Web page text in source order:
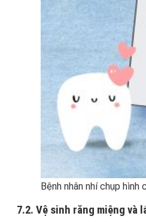
Bệnh nhân nhí chụp
7.2. Vệ sinh răng miệng và